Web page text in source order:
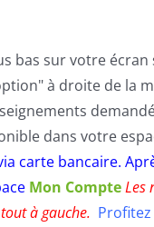
bas sur votre
à droite de la
dans votre
carte bancaire.
Mon CompteLes
à gauche.